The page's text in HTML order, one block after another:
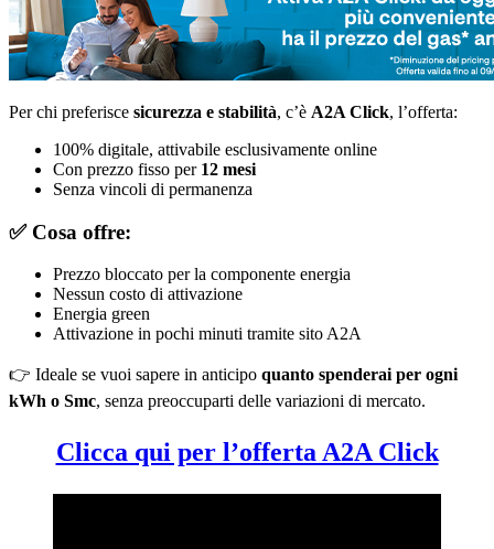
Per chi preferisce sicurezza e stabilità, c’è A2A Click, l’offerta:
100% digitale, attivabile esclusivamente online
Con prezzo fisso per 12 mesi
Senza vincoli di permanenza
✅ Cosa offre:
Prezzo bloccato per la componente energia
Nessun costo di attivazione
Energia green
Attivazione in pochi minuti tramite sito A2A
👉 Ideale se vuoi sapere in anticipo quanto spenderai per ogni
kWh o Smc, senza preoccuparti delle variazioni di mercato.
Clicca qui per l’offerta A2A Click